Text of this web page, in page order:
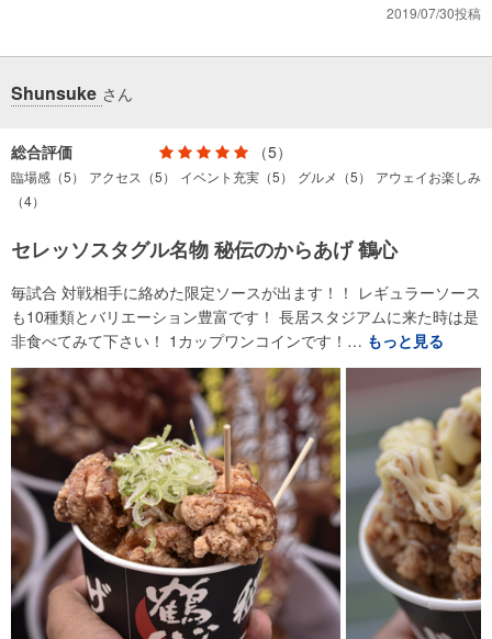
2019/07/30投稿
Shunsuke さん
総合評価 （5）
臨場感（5） アクセス（5） イベント充実（5） グルメ（5）
アウェイお楽しみ
（4）
セレッソスタグル名物 秘伝のからあげ 鶴心
毎試合 対戦相手に絡めた限定ソースが出ます！！ レギュラーソース
も10種類とバリエーション豊富です！ 長居スタジアムに来た時は是
非食べてみて下さい！ 1カップワンコインです！… もっと見る